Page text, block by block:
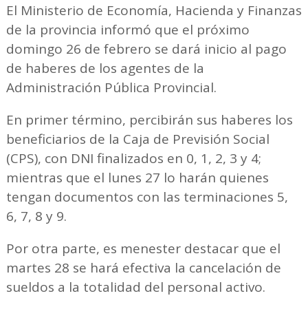
El Ministerio de Economía, Hacienda y Finanzas
de la provincia informó que el próximo
domingo 26 de febrero se dará inicio al pago
de haberes de los agentes de la
Administración Pública Provincial.
En primer término, percibirán sus haberes los
beneficiarios de la Caja de Previsión Social
(CPS), con DNI finalizados en 0, 1, 2, 3 y 4;
mientras que el lunes 27 lo harán quienes
tengan documentos con las terminaciones 5,
6, 7, 8 y 9.
Por otra parte, es menester destacar que el
martes 28 se hará efectiva la cancelación de
sueldos a la totalidad del personal activo.